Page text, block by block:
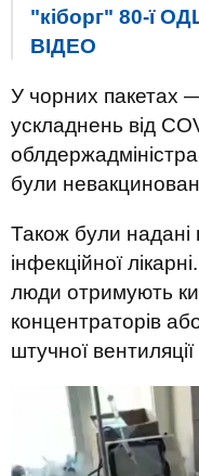
"кіборг" 80-ї
ВIДЕО
У чорних пакетах
ускладнень від
були
Також були надані
інфекційної
люди отримують
концентраторів
штучної